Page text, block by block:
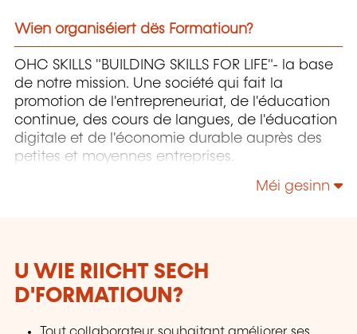
Wien organiséiert dës Formatioun?
OHC SKILLS "BUILDING SKILLS FOR LIFE"- la base
de notre mission. Une société qui fait la
promotion de l'entrepreneuriat, de l'éducation
continue, des cours de langues, de l'éducation
digitale et de l'économie durable auprès des
petites et moyennes entreprises.
Méi gesinn
U WIE RIICHT SECH
D'FORMATIOUN?